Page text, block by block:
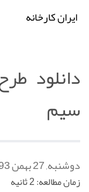
ایران کارخانه
دانلود
سیم
دوشنبه, 27 بهمن 1393
زمان مطالعه: 2 ثانیه